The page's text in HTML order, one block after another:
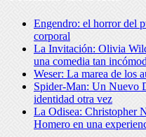
Engendro: el horror del
corporal
La Invitación: Olivia
una comedia tan
Weser: La marea de los
Spider-Man: Un Nuevo
identidad otra vez
La Odisea: Christopher
Homero en una